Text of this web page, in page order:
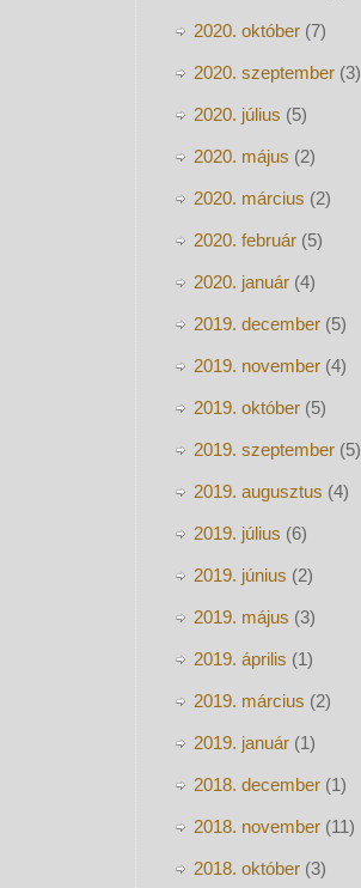
2020. október (7)
2020. szeptember (3)
2020. július (5)
2020. május (2)
2020. március (2)
2020. február (5)
2020. január (4)
2019. december (5)
2019. november (4)
2019. október (5)
2019. szeptember (5)
2019. augusztus (4)
2019. július (6)
2019. június (2)
2019. május (3)
2019. április (1)
2019. március (2)
2019. január (1)
2018. december (1)
2018. november (11)
2018. október (3)